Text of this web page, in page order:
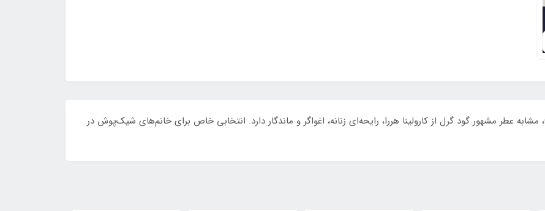
ادکلن گودگرل ۳۰ میل برند جکوینز با نام GOODNESS، مشابه عطر مشهور گود گرل از کارولینا هررا، رایحه‌ای زنانه، اغواگر و ماندگار دارد. انتخابی خاص برای خانم‌های شیک‌پوش در